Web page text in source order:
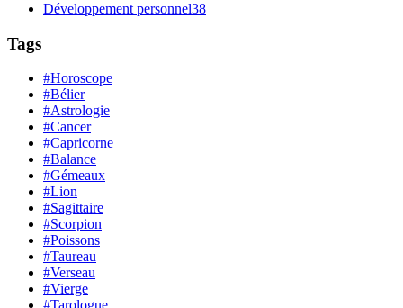
Développement personnel38
Tags
#Horoscope
#Bélier
#Astrologie
#Cancer
#Capricorne
#Balance
#Gémeaux
#Lion
#Sagittaire
#Scorpion
#Poissons
#Taureau
#Verseau
#Vierge